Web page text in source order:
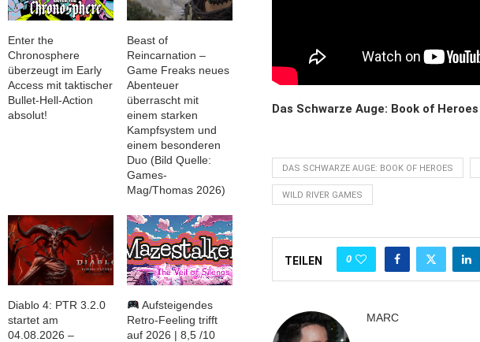
Das Schwarze Auge: Book of Heroes
DAS SCHWARZE AUGE: BOOK OF HEROES
WILD RIVER GAMES
TEILEN 0
MARC
Enter the
Chronosphere
überzeugt im Early
Access mit taktischer
Bullet-Hell-Action
absolut!
Beast of
Reincarnation –
Game Freaks neues
Abenteuer
überrascht mit
einem starken
Kampfsystem und
einem besonderen
Duo (Bild Quelle:
Games-
Mag/Thomas 2026)
Diablo 4: PTR 3.2.0
startet am
04.08.2026 –
Aufsteigendes
Retro-Feeling trifft
auf 2026 | 8,5 /10